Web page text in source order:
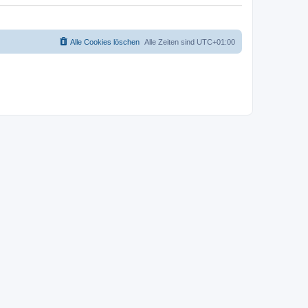
Alle Zeiten sind UTC+01:00
Alle Cookies löschen